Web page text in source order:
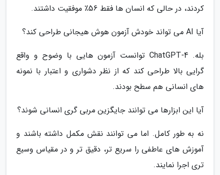
کردند، در حالی که انسان ها فقط 56٪ موفقیت داشتند.
آیا AI می تواند خودش آزمون هوش هیجانی طراحی کند؟
بله. ChatGPT-4 توانست آزمون هایی با وضوح و واقع
گرایی بالا طراحی کند که از نظر دشواری و اعتبار با نمونه
های انسانی هم سطح بودند.
آیا این ابزارها می توانند جایگزین مربی گری انسانی شوند؟
نه به طور کامل. اما می توانند نقش مکمل داشته باشند و
آموزش های عاطفی را سریع تر، دقیق تر و در مقیاس وسیع
تری اجرا نمایند.